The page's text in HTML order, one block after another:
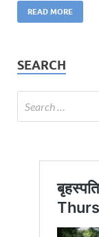
READ MORE
SEARCH